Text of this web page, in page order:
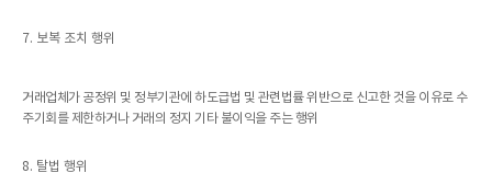
7. 보복 조치 행위
거래업체가 공정위 및 정부기관에 하도급법 및 관련법률 위반으로 신고한 것을 이유로 수
주기회를 제한하거나 거래의 정지 기타 불이익을 주는 행위
8. 탈법 행위